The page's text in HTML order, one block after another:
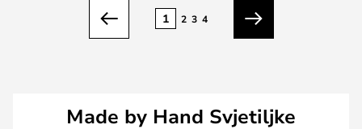
Prethodno
1 2 3 4
Sljedeći
Made by Hand Svjetiljke